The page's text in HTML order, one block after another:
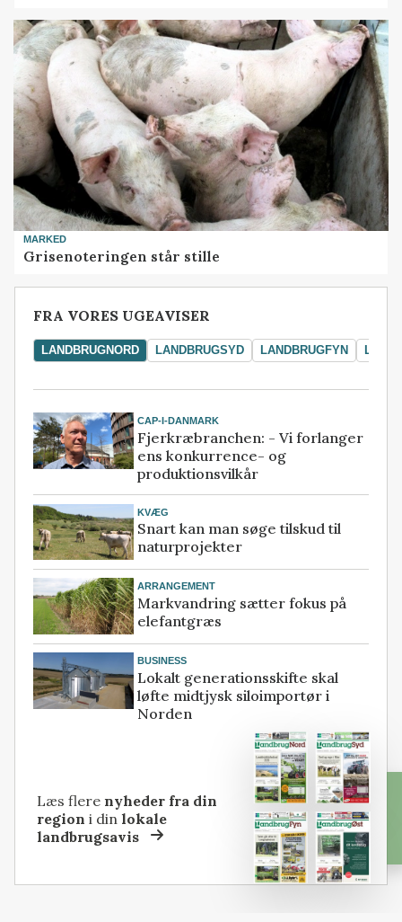
MARKED
Grisenoteringen står stille
FRA VORES UGEAVISER
LANDBRUGNORD LANDBRUGSYD LANDBRUGFYN
CAP-I-DANMARK
Fjerkræbranchen: - Vi forlanger
ens konkurrence- og
produktionsvilkår
KVÆG
Snart kan man søge tilskud til
naturprojekter
ARRANGEMENT
Markvandring sætter fokus på
elefantgræs
BUSINESS
Lokalt generationsskifte skal
løfte midtjysk siloimportør i
Norden
Læs flere nyheder fra din
region i dinlokale
landbrugsavis